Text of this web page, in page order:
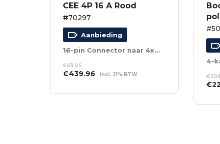
CEE 4P 16 A Rood
#70297
Aanbieding
16-pin Connector naar 4x CEE 4P 16 A Rood
€611.05
Oorspronkelijke
was:
€439.96 Huidige
is:
incl. 21% BTW
WINKELWAGEN
€
€